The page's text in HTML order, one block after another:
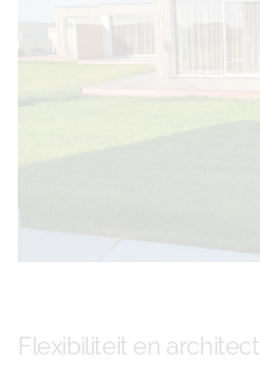
Flexibiliteit en